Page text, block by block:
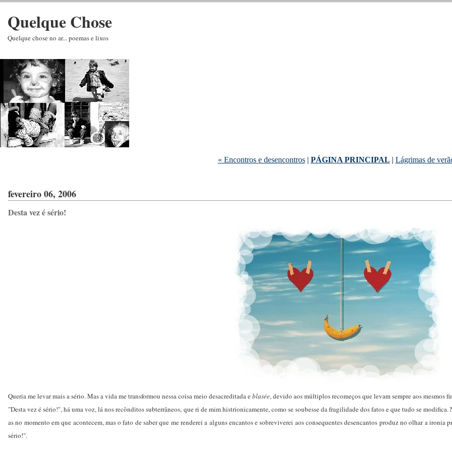
Quelque Chose
Quelque chose no ar... poemas e lixos
« Encontros e desencontros| PÁGINA PRINCIPAL | Lágrimas de
fevereiro 06, 2006
Desta vez é sério!
Queria me levar mais a sério. Mas a vida me transformou nessa coisa meio desacreditada eblasée, devido aos múltiplos recomeços que levam sempre aos
"Desta vez é sério!", há uma voz, lá nos recônditos subterrâneos, que ri de mim histrionicamente, como se soubesse da fragilidade dos fatos e que tudo se
as no momento em que acontecem, mas o fato de saber que me renderei a alguns encantos e sobreviverei aos consequentes desencantos produz no olhar a
sério!".